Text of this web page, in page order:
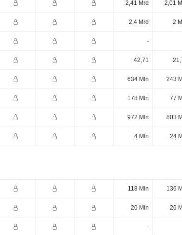
2,41 Mrd 2,01
2,4 Mrd 2
-
42,71
634 Mln 243
178 Mln 77
972 Mln 803
4 Mln 24
118 Mln 136
20 Mln 26
-